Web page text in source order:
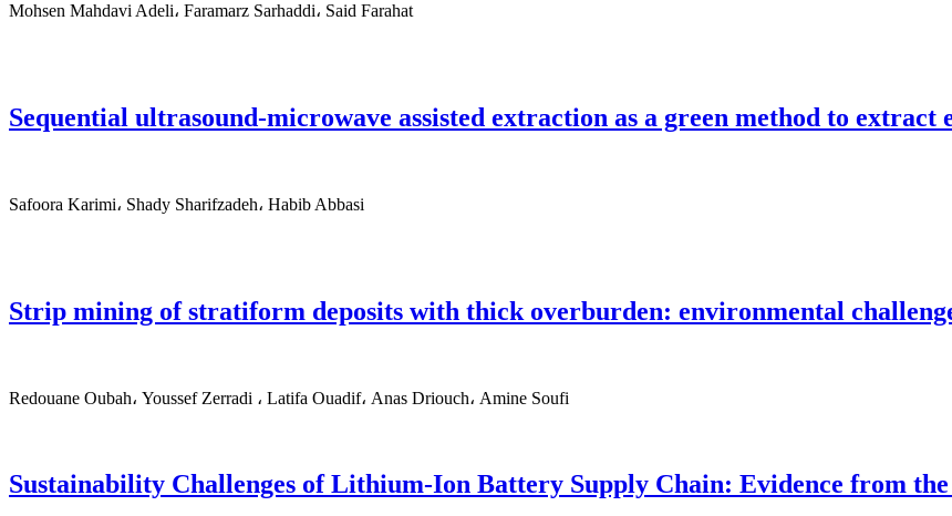
Mohsen Mahdavi Adeli، Faramarz Sarhaddi، Said Farahat
Sequential ultrasound-microwave assisted extraction as a green method to extract
Safoora Karimi، Shady Sharifzadeh، Habib Abbasi
Strip mining of stratiform deposits with thick overburden: environmental
Redouane Oubah، Youssef Zerradi ‎، Latifa Ouadif، Anas Driouch، Amine Soufi
Sustainability Challenges of Lithium-Ion Battery Supply Chain: Evidence from